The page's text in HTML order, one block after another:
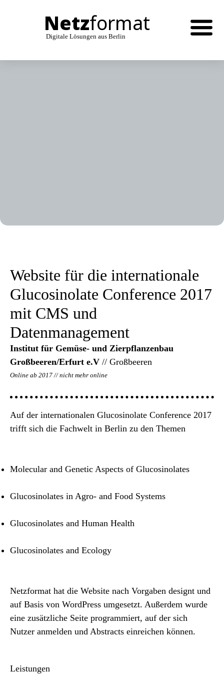
Netzformat
Digitale Lösungen aus Berlin
Website für die internationale
Glucosinolate Conference 2017
mit CMS und
Datenmanagement
Institut für Gemüse- und Zierpflanzenbau
Großbeeren/Erfurt e.V // Großbeeren
Online ab 2017 // nicht mehr online
Auf der internationalen Glucosinolate Conference 2017
trifft sich die Fachwelt in Berlin zu den Themen
Molecular and Genetic Aspects of Glucosinolates
Glucosinolates in Agro- and Food Systems
Glucosinolates and Human Health
Glucosinolates and Ecology
Netzformat hat die Website nach Vorgaben designt und
auf Basis von WordPress umgesetzt. Außerdem wurde
eine zusätzliche Seite programmiert, auf der sich
Nutzer anmelden und Abstracts einreichen können.
Leistungen